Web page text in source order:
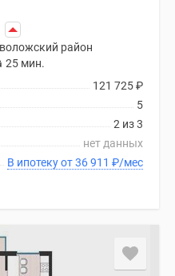
район
25 мин.
121 725₽
5
2 из 3
нет данных
В ипотеку от 36 911 ₽/мес